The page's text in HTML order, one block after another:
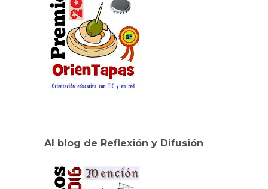
Al blog de Reflexión y Difusión